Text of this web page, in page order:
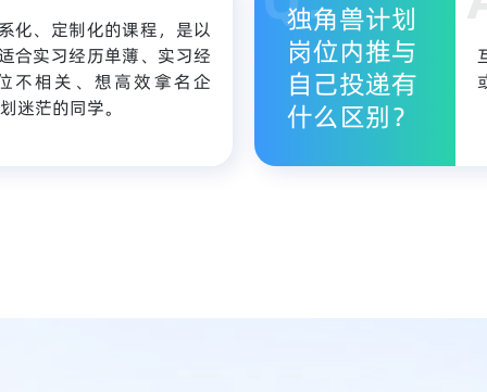
化、定制化的课程，是以
合实习经历单薄、实习经
不相关、想高效拿名企
迷茫的同学。
独角兽计划
岗位内推与
自己投递有
什么区别？